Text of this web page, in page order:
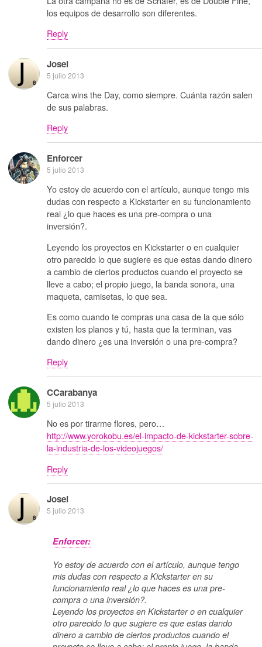
los equipos de desarrollo son diferentes.
Reply
Josei
5 julio 2013
Carca wins the Day, como siempre. Cuánta razón salen
de sus palabras.
Reply
Enforcer
5 julio 2013
Yo estoy de acuerdo con el artículo, aunque tengo mis
dudas con respecto a Kickstarter en su funcionamiento
real ¿lo que haces es una pre-compra o una
inversión?.
Leyendo los proyectos en Kickstarter o en cualquier
otro parecido lo que sugiere es que estas dando dinero
a cambio de ciertos productos cuando el proyecto se
lleve a cabo; el propio juego, la banda sonora, una
maqueta, camisetas, lo que sea.
Es como cuando te compras una casa de la que sólo
existen los planos y tú, hasta que la terminan, vas
dando dinero ¿es una inversión o una pre-compra?
Reply
CCarabanya
5 julio 2013
No es por tirarme flores, pero…
http://www.yorokobu.es/el-impacto-de-kickstarter-sobre-
la-industria-de-los-videojuegos/
Reply
Josei
5 julio 2013
Enforcer:
Yo estoy de acuerdo con el artículo, aunque tengo
mis dudas con respecto a Kickstarter en su
funcionamiento real ¿lo que haces es una pre-
compra o una inversión?.
Leyendo los proyectos en Kickstarter o en cualquier
otro parecido lo que sugiere es que estas dando
dinero a cambio de ciertos productos cuando el